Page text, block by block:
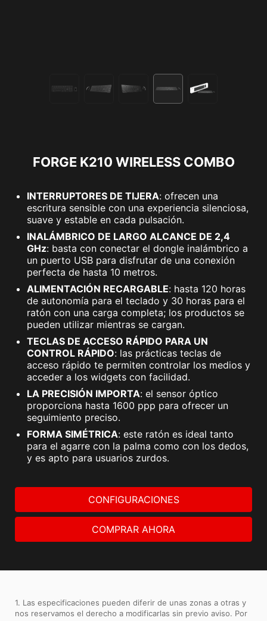
FORGE K210 WIRELESS COMBO
INTERRUPTORES DE TIJERA: ofrecen una
escritura sensible con una experiencia silenciosa,
suave y estable en cada pulsación.
INALÁMBRICO DE LARGO ALCANCE DE 2,4
GHz: basta con conectar el dongle inalámbrico a
un puerto USB para disfrutar de una conexión
perfecta de hasta 10 metros.
ALIMENTACIÓN RECARGABLE: hasta 120 horas
de autonomía para el teclado y 30 horas para el
ratón con una carga completa; los productos se
pueden utilizar mientras se cargan.
TECLAS DE ACCESO RÁPIDO PARA UN
CONTROL RÁPIDO: las prácticas teclas de
acceso rápido te permiten controlar los medios y
acceder a los widgets con facilidad.
LA PRECISIÓN IMPORTA: el sensor óptico
proporciona hasta 1600 ppp para ofrecer un
seguimiento preciso.
FORMA SIMÉTRICA: este ratón es ideal tanto
para el agarre con la palma como con los dedos,
y es apto para usuarios zurdos.
CONFIGURACIONES
COMPRAR AHORA
1. Las especificaciones pueden diferir de unas zonas a otras y
nos reservamos el derecho a modificarlas sin previo aviso. Por